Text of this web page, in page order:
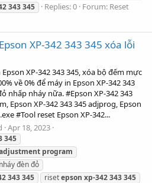
343345 Replies: 0 Forum: Reset
XP-342 343 345 xóa lỗi
XP-342 343 345, xóa bộ đếm mực
về 0% để máy in Epson XP-342 343
nhấp nháy nữa. #Epson XP-342 343
Epson XP-342 343 345 adjprog, Epson
#Tool reset Epson XP-342...
Apr 18, 2023
345
program
nháy đèn đỏ
343345 risetepson xp-342343345